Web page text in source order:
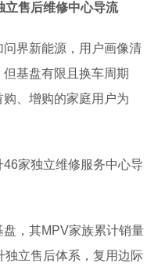
立售后维修中心导流
界新能源，用户画像清
基盘有限且换车周期
、增购的家庭用户为
46家独立维修服务中心导
盘，其MPV家族累计销量
独立售后体系，复用边际